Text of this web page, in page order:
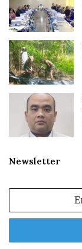
Newsletter
Email